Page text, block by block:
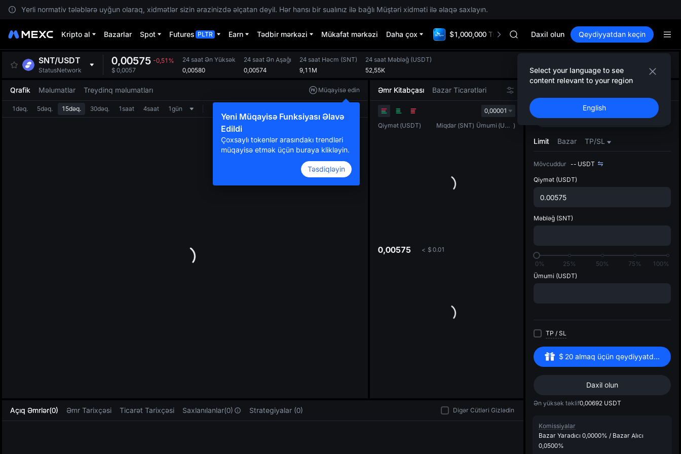
Yerli normativ tələblərə uyğun olaraq, xidmətlər sizin ərazinizdə əlçatan deyil. Hər hansı bir sualınız ilə bağlı Müştəri xidməti ilə əlaqə saxlayın.
Kripto al Bazarlar Spot Futures PLTR Earn Tədbir mərkəzi Mükafat mərkəzi Daha çox $1,000,000 TradFi GalaUNITREE
CAP
Daxil olun Qeydiyyatdan keçin
Select your language to see
content relevant to your region
English
SNT/USDT
StatusNetwork
0,00575 -0,51%
$ 0,0057
24 saat Ən Yüksək
0,00580
24 saat Ən Aşağı
0,00574
24 saat Həcm (SNT)
9,11M
24 saat Məbləğ (USDT)
52,55K
Qrafik Məlumatlar Treydinq məlumatları Müqayisə edin
Yeni Müqayisə Funksiyası Əlavə
Edildi
Çoxsaylı tokenlər arasındakı trendləri
müqayisə etmək üçün buraya klikləyin.
Təsdiqləyin
1dəq. 5dəq. 15dəq. 30dəq. 1saat 4saat 1gün
Əmr Kitabçası Bazar Ticarətləri
0,00001
Qiymət (USDT) Miqdar (SNT) Ümumi ( USDT )
0,00575 < $ 0.01
Alın Satın
Limit Bazar TP/SL
Mövcuddur -- USDT
Qiymət (USDT)
Məbləğ (SNT)
0% 25% 50% 75%
100%
Ümumi (USDT)
TP / SL
$ 20almaq üçün qeydiyyatdan
Daxil olun
Ən yüksək təklif0,00692 USDT
Komissiyalar
Bazar Yaradıcı 0,0000% / Bazar Alıcı
0,0500%
Açıq Əmrlər(0) Əmr Tarixçəsi Ticarət Tarixçəsi Saxlanılanlar(0) Strategiyalar (0) Digər Cütləri Gizlədin